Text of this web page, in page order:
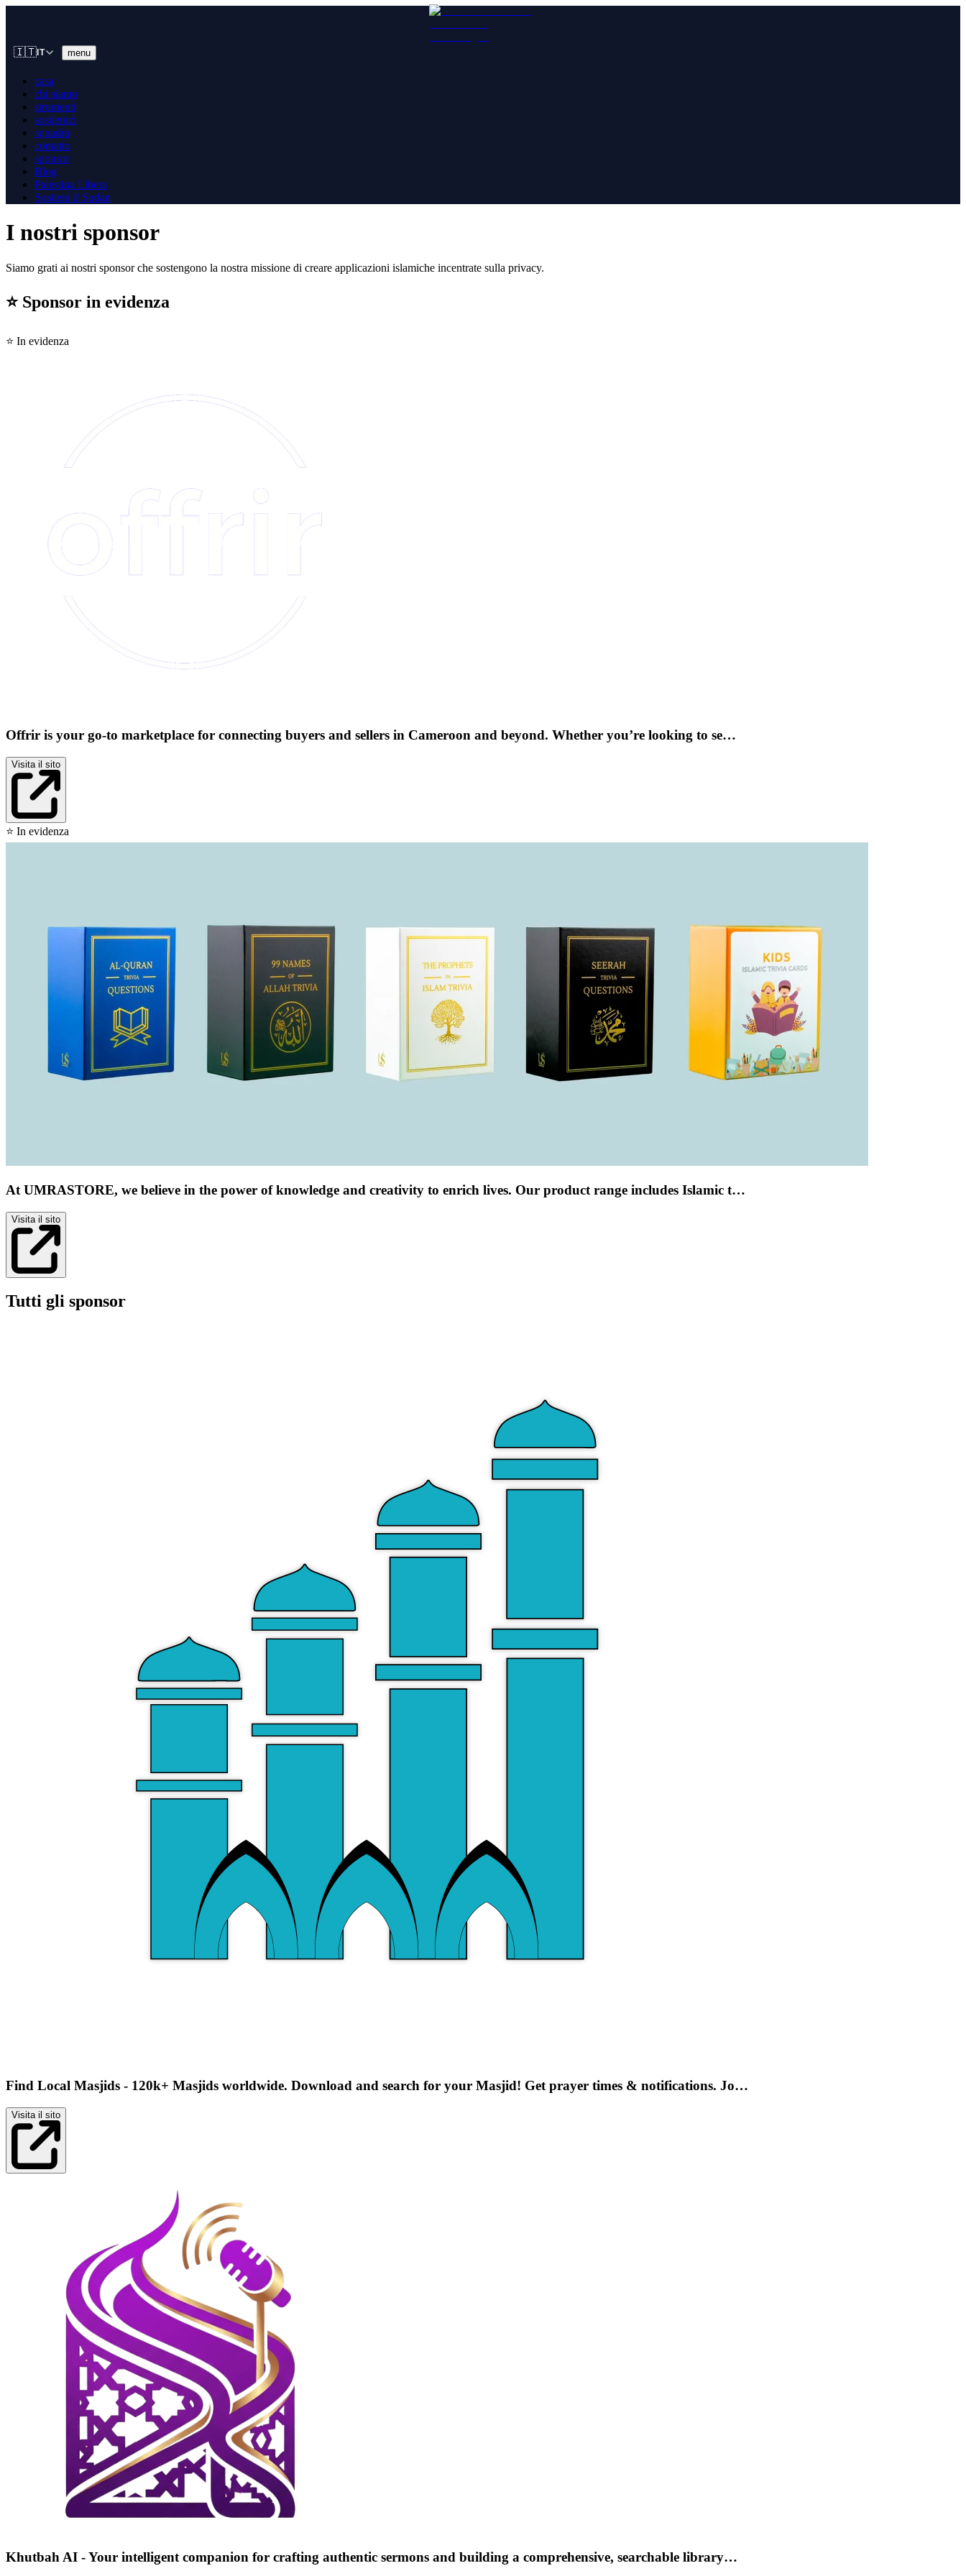
🇮🇹 IT menu
casa
chi siamo
strumenti
sostienici
squadra
contatto
sponsor
Blog
Palestina Libera
Sostieni il Sudan
I nostri sponsor
Siamo grati ai nostri sponsor che sostengono la nostra missione di creare applicazioni islamiche incentrate sulla privacy.
⭐ Sponsor in evidenza
⭐ In evidenza
Offrir is your go-to marketplace for connecting buyers and sellers in Cameroon and beyond. Whether you’re looking to se…
Visita il sito
⭐ In evidenza
At UMRASTORE, we believe in the power of knowledge and creativity to enrich lives. Our product range includes Islamic t…
Visita il sito
Tutti gli sponsor
Find Local Masjids - 120k+ Masjids worldwide. Download and search for your Masjid! Get prayer times & notifications. Jo…
Visita il sito
Khutbah AI - Your intelligent companion for crafting authentic sermons and building a comprehensive, searchable library…